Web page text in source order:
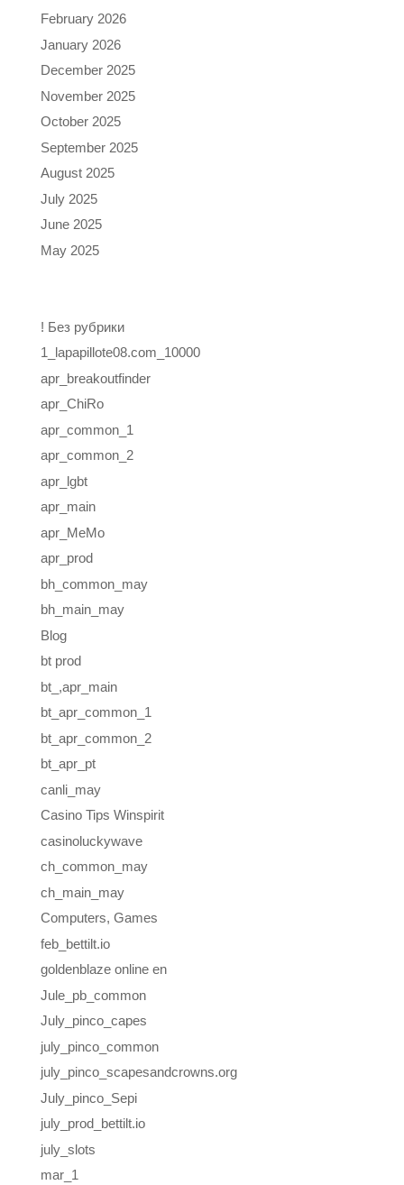
February 2026
January 2026
December 2025
November 2025
October 2025
September 2025
August 2025
July 2025
June 2025
May 2025
! Без рубрики
1_lapapillote08.com_10000
apr_breakoutfinder
apr_ChiRo
apr_common_1
apr_common_2
apr_lgbt
apr_main
apr_MeMo
apr_prod
bh_common_may
bh_main_may
Blog
bt prod
bt_,apr_main
bt_apr_common_1
bt_apr_common_2
bt_apr_pt
canli_may
Casino Tips Winspirit
casinoluckywave
ch_common_may
ch_main_may
Computers, Games
feb_bettilt.io
goldenblaze online en
Jule_pb_common
July_pinco_capes
july_pinco_common
july_pinco_scapesandcrowns.org
July_pinco_Sepi
july_prod_bettilt.io
july_slots
mar_1